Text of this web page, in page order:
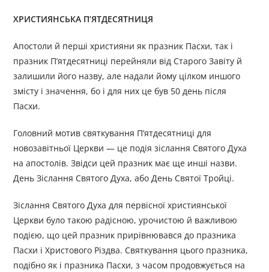
ХРИСТИЯНСЬКА П’ЯТДЕСЯТНИЦЯ
Апостоли й перші християни як празник Пасхи, так і
празник П’ятдесятниці перейняли від Старого Завіту й
залишили його наз­ву, але надали йому цілком иншого
змісту і значення, бо і для них це був 50 день після
Пасхи.
Головний мотив святкування П’ятдесятниці для
новозавітньої Церкви — це подія зіслання Святого Духа
на апостолів. Звідси цей празник має ще инші назви.
День Зіслання Святого Духа, або День Святої Тройці.
Зіслання Святого Духа для первісної християнської
Церкви було такою радісною, урочистою й важливою
подією, що цей праз­ник прирівнювався до празника
Пасхи і Христового Різдва. Святкування цього празника,
подібно як і празника Пасхи, з часом продовжується на